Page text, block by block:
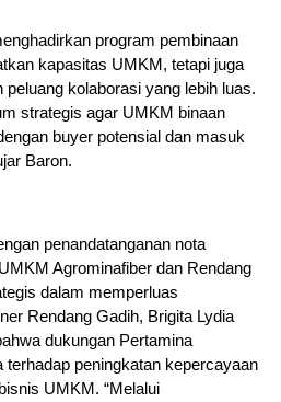
program pembinaan
kapasitas UMKM, tetapi juga
kolaborasi yang lebih luas.
strategis agar UMKM binaan
buyer potensial dan masuk
Baron.
penandatanganan nota
Agrominafiber dan Rendang
dalam memperluas
Rendang Gadih, Brigita Lydia
dukungan Pertamina
peningkatan kepercayaan
UMKM. “Melalui